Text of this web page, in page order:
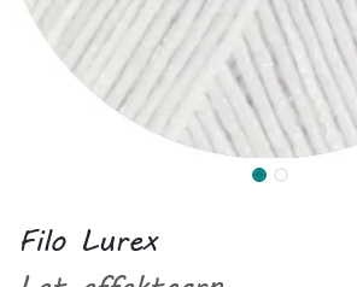
Filo Lurex